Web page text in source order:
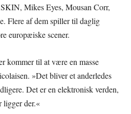
Mikes Eyes, Mousan Corr,
Flere af dem spiller til daglig
europæiske scener.
kommer til at være en masse
»Det bliver et anderledes
Det er en elektronisk verden,
ligger der.«